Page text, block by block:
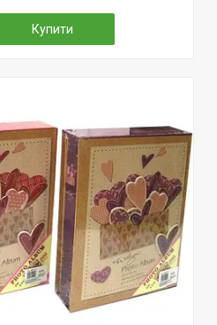
Купити